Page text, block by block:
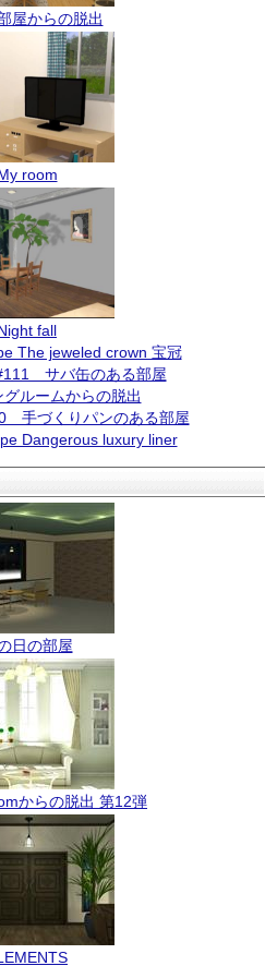
屋からの脱出
room
fall
The jeweled crown 宝冠
サバ缶のある部屋
グルームからの脱出
手づくりパンのある部屋
Dangerous luxury liner
日の部屋
からの脱出 第12弾